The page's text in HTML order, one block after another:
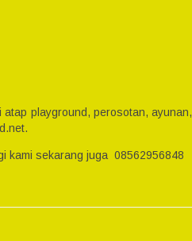
playground, perosotan,
kami sekarang juga 08562956848